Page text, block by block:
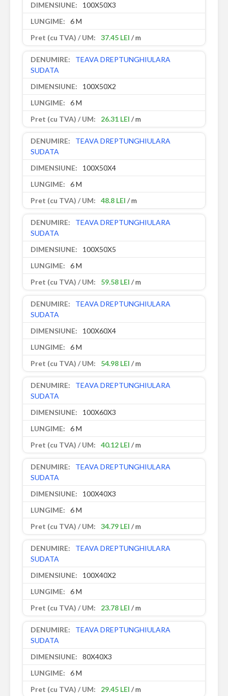
100X50X3
6 M
37.45 LEI / m
TEAVA DREPTUNGHIULARA
SUDATA
100X50X2
6 M
26.31 LEI / m
TEAVA DREPTUNGHIULARA
SUDATA
100X50X4
6 M
48.8 LEI / m
TEAVA DREPTUNGHIULARA
SUDATA
100X50X5
6 M
59.58 LEI / m
TEAVA DREPTUNGHIULARA
SUDATA
100X60X4
6 M
54.98 LEI / m
TEAVA DREPTUNGHIULARA
SUDATA
100X60X3
6 M
40.12 LEI / m
TEAVA DREPTUNGHIULARA
SUDATA
100X40X3
6 M
34.79 LEI / m
TEAVA DREPTUNGHIULARA
SUDATA
100X40X2
6 M
23.78 LEI / m
TEAVA DREPTUNGHIULARA
SUDATA
80X40X3
6 M
29.45 LEI / m